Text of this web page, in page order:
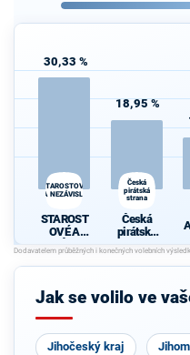
30,33 %
STAROSTOVÉ
A NEZÁVISLÍ
STAROST
OVÉ A
NEZÁVISL
Í
18,95 %
Česká
pirátská
strana
Česká
pirátská
strana
Jak se volilo ve
Jihočeský kraj